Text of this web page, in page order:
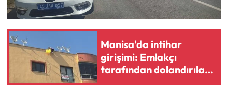
Manisa'da intihar
girişimi: Emlakçı
tarafından dolandırılan
kadın çatıya çıktı